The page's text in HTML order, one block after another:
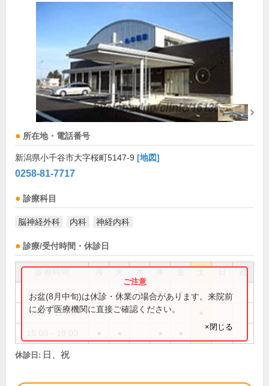
所在地・電話番号
新潟県小千谷市大字桜町5147-9 [地図]
0258-81-7717
診療科目
脳神経外科 内科 神経内科
診療/受付時間・休診日
祝
9:00～12:00 ● ● ● ● ●
9:00～12:30
お盆(8月中旬)は休診・休業の場合があります。来院前
に必ず医療機関に直接ご確認ください。
×閉じる
休診日: 日、祝